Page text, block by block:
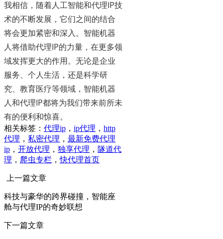
我相信，随着人工智能和代理IP技
术的不断发展，它们之间的结合
将会更加紧密和深入。智能机器
人将借助代理IP的力量，在更多领
域发挥更大的作用。无论是企业
服务、个人生活，还是科学研
究、教育医疗等领域，智能机器
人和代理IP都将为我们带来前所未
有的便利和惊喜。
相关标签： 代理ip ， ip代理 ， http
代理 ， 私密代理 ， 最新免费代理
ip ， 开放代理 ， 独享代理 ， 隧道代
理 ， 爬虫专栏 ，快代理首页
上一篇文章
科技与豪华的跨界碰撞，智能座
舱与代理IP的奇妙联想
下一篇文章